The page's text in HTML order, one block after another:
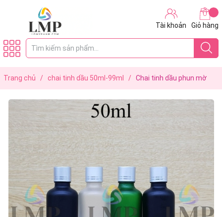
Tài khoản Giỏ hàng
Trang chủ / chai tinh dầu 50ml-99ml / Chai tinh dầu phun mờ
nắp xi 2 viền 50ml